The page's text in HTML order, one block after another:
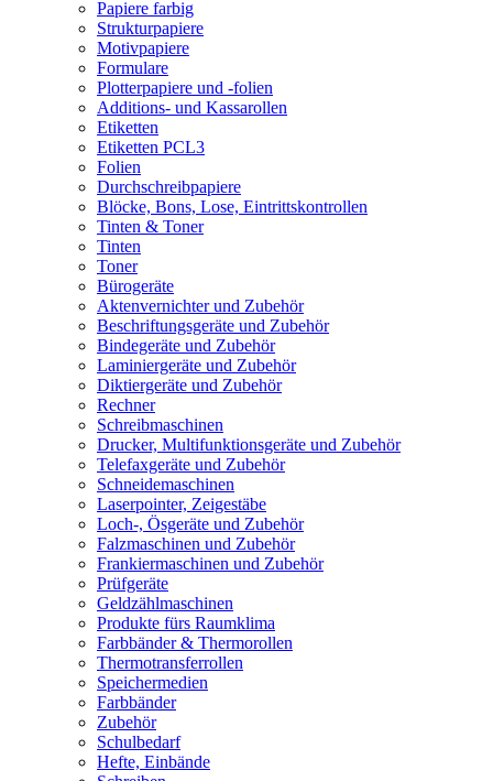
Papiere farbig
Strukturpapiere
Motivpapiere
Formulare
Plotterpapiere und -folien
Additions- und Kassarollen
Etiketten
Etiketten PCL3
Folien
Durchschreibpapiere
Blöcke, Bons, Lose, Eintrittskontrollen
Tinten & Toner
Tinten
Toner
Bürogeräte
Aktenvernichter und Zubehör
Beschriftungsgeräte und Zubehör
Bindegeräte und Zubehör
Laminiergeräte und Zubehör
Diktiergeräte und Zubehör
Rechner
Schreibmaschinen
Drucker, Multifunktionsgeräte und Zubehör
Telefaxgeräte und Zubehör
Schneidemaschinen
Laserpointer, Zeigestäbe
Loch-, Ösgeräte und Zubehör
Falzmaschinen und Zubehör
Frankiermaschinen und Zubehör
Prüfgeräte
Geldzählmaschinen
Produkte fürs Raumklima
Farbbänder & Thermorollen
Thermotransferrollen
Speichermedien
Farbbänder
Zubehör
Schulbedarf
Hefte, Einbände